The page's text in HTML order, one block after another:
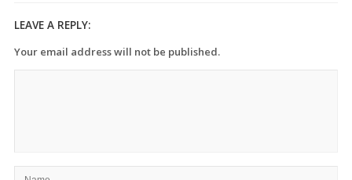
LEAVE A REPLY:
Your email address will not be published.